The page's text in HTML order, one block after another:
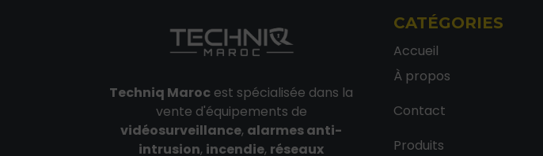
Techniq Maroc est spécialisée dans la
vente d'équipements de
vidéosurveillance, alarmes anti-
intrusion, incendie, réseaux
CATÉGORIES
Accueil
À propos
Contact
Produits